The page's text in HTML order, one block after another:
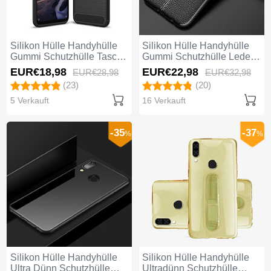
Silikon Hülle Handyhülle
Gummi Schutzhülle Tasche
Line für Huawei Nova 3e
Schwarz
EUR€18,98 EUR€28,98
(23)
5 Verkauft
Silikon Hülle Handyhülle
Gummi Schutzhülle Leder
Tasche S02 für Huawei
Nova 3e Schwarz
EUR€22,98 EUR€32,98
(20)
16 Verkauft
Silikon Hülle Handyhülle
Ultra Dünn Schutzhülle
-35%
Silikon Hülle Handyhülle
Ultradünn Schutzhülle
-37%